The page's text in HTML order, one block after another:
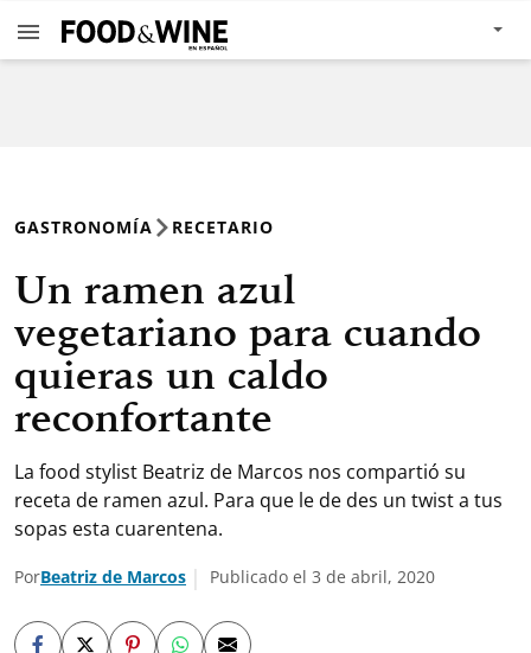
GASTRONOMÍA RECETARIO
Un ramen azul
vegetariano para cuando
quieras un caldo
reconfortante
La food stylist Beatriz de Marcos nos compartió su
receta de ramen azul. Para que le de des un twist a tus
sopas esta cuarentena.
PorBeatriz de Marcos Publicado el 3 de abril, 2020